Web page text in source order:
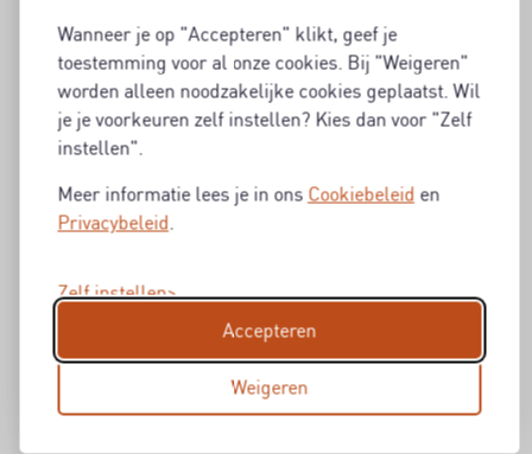
Wanneer je op "Accepteren" klikt, geef je
toestemming voor al onze cookies. Bij "Weigeren"
worden alleen noodzakelijke cookies geplaatst. Wil
je je voorkeuren zelf instellen? Kies dan voor "Zelf
instellen".
Meer informatie lees je in ons Cookiebeleid en
Privacybeleid.
Zelf instellen
Weigeren
Accepteren